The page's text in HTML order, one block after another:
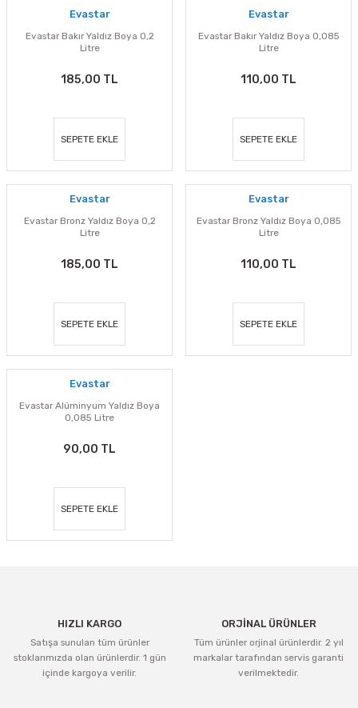
Evastar
Evastar Bakır Yaldız Boya 0,2
Litre
185,00 TL
SEPETE EKLE
Evastar
Evastar Bakır Yaldız Boya 0,085
Litre
110,00 TL
SEPETE EKLE
Evastar
Evastar Bronz Yaldız Boya 0,2
Litre
185,00 TL
SEPETE EKLE
Evastar
Evastar Bronz Yaldız Boya 0,085
Litre
110,00 TL
SEPETE EKLE
Evastar
Evastar Alüminyum Yaldız Boya
0,085 Litre
90,00 TL
SEPETE EKLE
HIZLI KARGO
Satışa sunulan tüm ürünler
stoklarımızda olan ürünlerdir. 1 gün
içinde kargoya verilir.
ORJİNAL ÜRÜNLER
Tüm ürünler orjinal ürünlerdir. 2 yıl
markalar tarafından servis garanti
verilmektedir.